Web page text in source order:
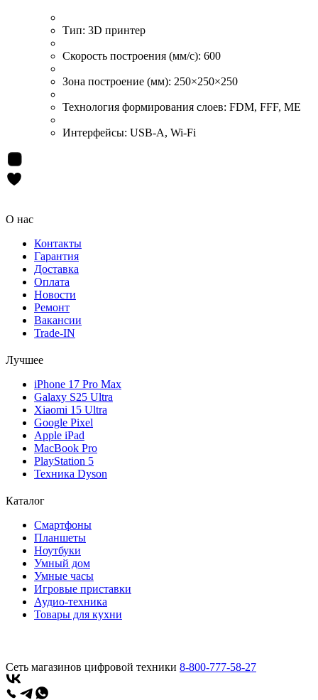
Тип: 3D принтер
Скорость построения (мм/с): 600
Зона построение (мм): 250×250×250
Технология формирования слоев: FDM, FFF, ME
Интерфейсы: USB-A, Wi-Fi
О нас
Контакты
Гарантия
Доставка
Оплата
Новости
Ремонт
Вакансии
Trade-IN
Лучшее
iPhone 17 Pro Max
Galaxy S25 Ultra
Xiaomi 15 Ultra
Google Pixel
Apple iPad
MacBook Pro
PlayStation 5
Техника Dyson
Каталог
Смартфоны
Планшеты
Ноутбуки
Умный дом
Умные часы
Игровые приставки
Аудио-техника
Товары для кухни
Сеть магазинов цифровой техники 8-800-777-58-27